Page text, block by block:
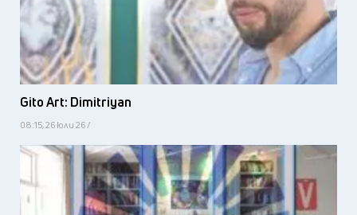
Gito Art: Dimitriyan
08:15, 26 юли 26 /